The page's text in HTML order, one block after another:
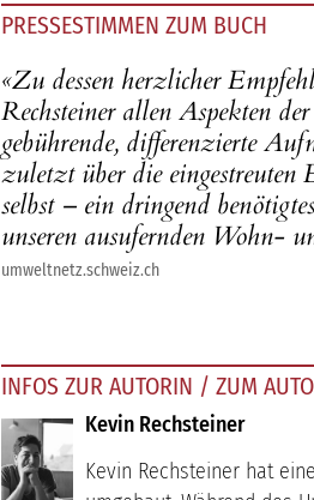
PRESSESTIMMEN ZUM BUCH
«Zu dessen herzlicher
Rechsteiner allen Aspekten
gebührende, differenzierte
zuletzt über die eingestreuten
selbst – ein dringend
unseren ausufernden Wohn-
umweltnetz.schweiz.ch
INFOS ZUR AUTORIN / ZUM
Kevin Rechsteiner
Kevin Rechsteiner hat